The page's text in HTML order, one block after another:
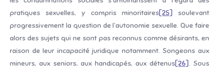
pratiques sexuelles, y compris minoritaires[25]
soulevant
progressivement la question de l’autonomie sexuelle. Que faire
alors des sujets qui ne sont pas reconnus comme désirants, en
raison de leur incapacité juridique notamment. Songeons aux
mineurs, aux seniors, aux handicapés, aux détenus[26]. Sous